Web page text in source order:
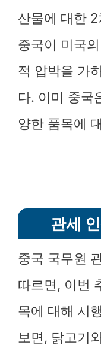
산물에 대한
중국이 미국
적 압박을 가
다. 이미 중국
양한 품목에
관세
중국 국무원
따르면, 이번
목에 대해 시
보면, 닭고기